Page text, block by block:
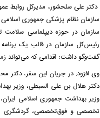
دکتر علی سلحشور، مدیرکل روابط
سازمان نظام پزشکی جمهوری اسلامی
سازمان در حوزه دیپلماسی سلامت
رئیس‌کل سازمان در قالب یک
گفت‌وگو داشت؛ اقدامی که می‌تواند
وی افزود: در جریان این سفر، دکتر
دکتر هلال بن علی السبطی، وزیر
وزیر بهداشت جمهوری اسلامی
تخصصی و فوق‌تخصصی، گردشگری